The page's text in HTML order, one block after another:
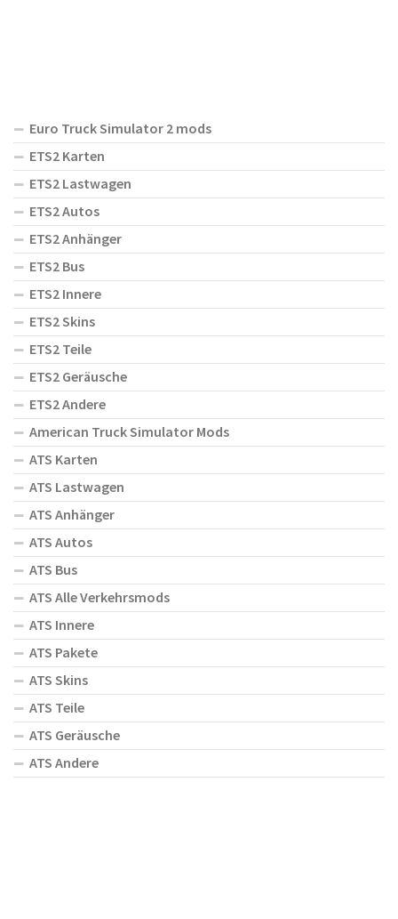
Euro Truck Simulator 2 mods
ETS2 Karten
ETS2 Lastwagen
ETS2 Autos
ETS2 Anhänger
ETS2 Bus
ETS2 Innere
ETS2 Skins
ETS2 Teile
ETS2 Geräusche
ETS2 Andere
American Truck Simulator Mods
ATS Karten
ATS Lastwagen
ATS Anhänger
ATS Autos
ATS Bus
ATS Alle Verkehrsmods
ATS Innere
ATS Pakete
ATS Skins
ATS Teile
ATS Geräusche
ATS Andere